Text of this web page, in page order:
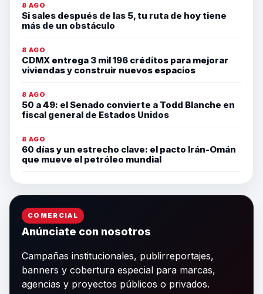
8 AGO
Si sales después de las 5, tu ruta de hoy tiene
más de un obstáculo
8 AGO
CDMX entrega 3 mil 196 créditos para mejorar
viviendas y construir nuevos espacios
8 AGO
50 a 49: el Senado convierte a Todd Blanche en
fiscal general de Estados Unidos
8 AGO
60 días y un estrecho clave: el pacto Irán-Omán
que mueve el petróleo mundial
COMERCIAL
Anúnciate con nosotros
Campañas institucionales, publirreportajes,
banners y cobertura especial para marcas,
agencias y proyectos públicos o privados.